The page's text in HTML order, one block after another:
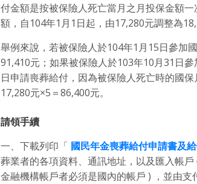
付金額是按被保險人死亡當月之月投保金額
額，自104年1月1日起，由17,280元調整為
舉例來說，若被保險人於104年1月15日參加
91,410元；如果被保險人於103年10月31日
日申請喪葬給付，因為被保險人死亡時的國
17,280元×5＝86,400元。
請領手續
一、下載列印「 國民年金喪葬給付申請書及
葬業者的各項資料、通訊地址，以及匯入帳
金融機構帳戶者必須是國內的帳戶 ) ，並由